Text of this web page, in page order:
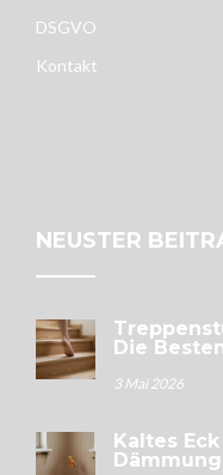
DSGVO
Kontakt
NEUSTER
Die
3 Mai 2026
Kaltes